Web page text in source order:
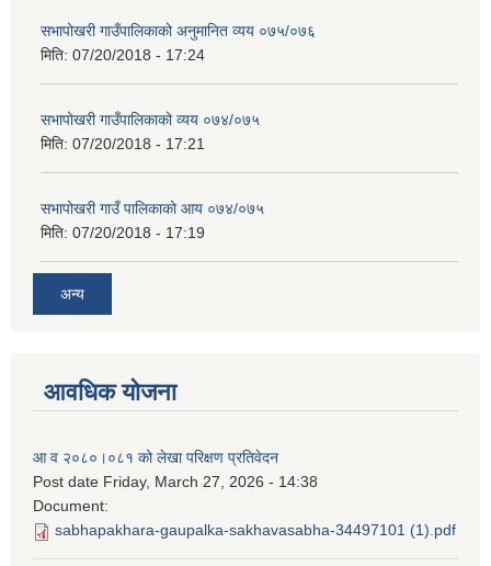
सभापोखरी गाउँपालिकाको अनुमानित व्यय ०७५/०७६
मिति: 07/20/2018 - 17:24
सभापोखरी गाउँपालिकाको व्यय ०७४/०७५
मिति: 07/20/2018 - 17:21
सभापोखरी गाउँ पालिकाको आय ०७४/०७५
मिति: 07/20/2018 - 17:19
अन्य
आवधिक योजना
आ व २०८०।०८१ को लेखा परिक्षण प्रतिवेदन
Post date Friday, March 27, 2026 - 14:38
Document:
sabhapakhara-gaupalka-sakhavasabha-34497101 (1).pdf